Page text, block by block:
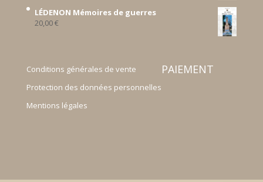
LÉDENON Mémoires de guerres
20,00€
Conditions générales de vente
Protection des données personnelles
Mentions légales
PAIEMENT